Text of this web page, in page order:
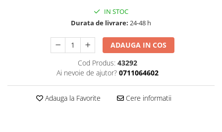
Supliment Magneziu
Supliment Vitamina B
Supliment Vitamina C
Supliment Vitamina D3
Supliment Vitamina E
IN STOC
Durata de livrare: 24-48 h
ADAUGA IN COS
Cod Produs: 43292
Ai nevoie de ajutor? 0711064602
Adauga la Favorite Cere informatii